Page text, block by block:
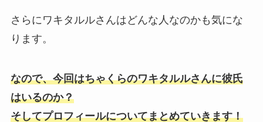
さらにワキタルルさんはどんな人なのかも気にな
ります。
なので、今回はちゃくらのワキタルルさんに彼氏
はいるのか？
そしてプロフィールについてまとめていきます！